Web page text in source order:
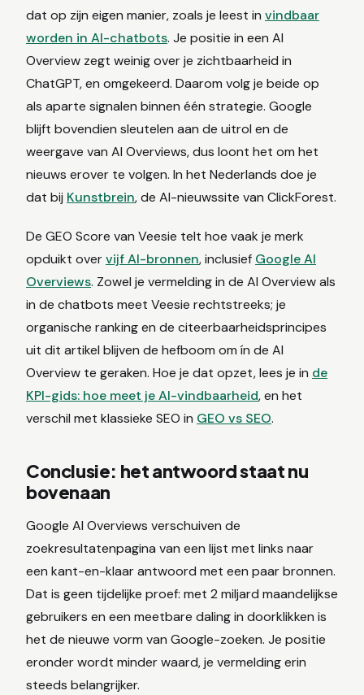
dat op zijn eigen manier, zoals je leest in vindbaar
worden in AI-chatbots. Je positie in een AI
Overview zegt weinig over je zichtbaarheid in
ChatGPT, en omgekeerd. Daarom volg je beide op
als aparte signalen binnen één strategie. Google
blijft bovendien sleutelen aan de uitrol en de
weergave van AI Overviews, dus loont het om het
nieuws erover te volgen. In het Nederlands doe je
dat bij Kunstbrein, de AI-nieuwssite van ClickForest.
De GEO Score van Veesie telt hoe vaak je merk
opduikt overvijf AI-bronnen, inclusief Google AI
Overviews. Zowel je vermelding in de AI Overview als
in de chatbots meet Veesie rechtstreeks; je
organische ranking en de citeerbaarheidsprincipes
uit dit artikel blijven de hefboom om ín de AI
Overview te geraken. Hoe je dat opzet, lees je in de
KPI-gids: hoe meet je AI-vindbaarheid, en het
verschil met klassieke SEO in GEO vs SEO.
Conclusie: het antwoord staat nu
bovenaan
Google AI Overviews verschuiven de
zoekresultatenpagina van een lijst met links naar
een kant-en-klaar antwoord met een paar bronnen.
Dat is geen tijdelijke proef: met 2 miljard maandelijkse
gebruikers en een meetbare daling in doorklikken is
het de nieuwe vorm van Google-zoeken. Je positie
eronder wordt minder waard, je vermelding erin
steeds belangrijker.